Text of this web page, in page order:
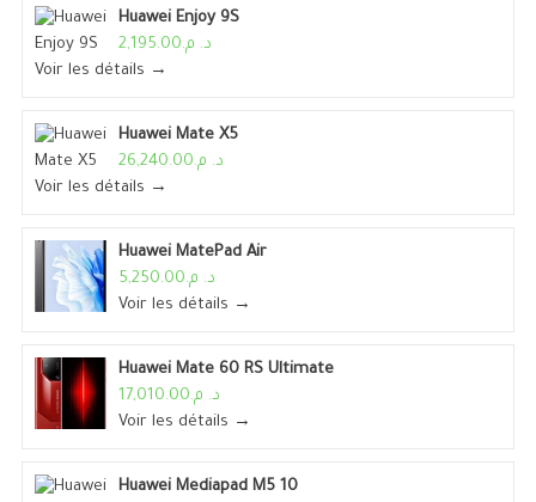
Huawei Enjoy 9S
د. م.2,195.00
Voir les détails →
Huawei Mate X5
د. م.26,240.00
Voir les détails →
Huawei MatePad Air
د. م.5,250.00
Voir les détails →
Huawei Mate 60 RS Ultimate
د. م.17,010.00
Voir les détails →
Huawei Mediapad M5 10